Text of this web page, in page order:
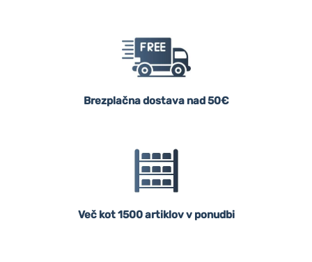
Brezplačna dostava nad 50€
Več kot 1500 artiklov v ponudbi